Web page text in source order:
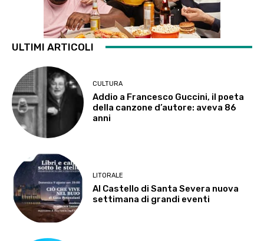
ULTIMI ARTICOLI
CULTURA
Addio a Francesco Guccini, il poeta
della canzone d’autore: aveva 86
anni
LITORALE
Al Castello di Santa Severa nuova
settimana di grandi eventi